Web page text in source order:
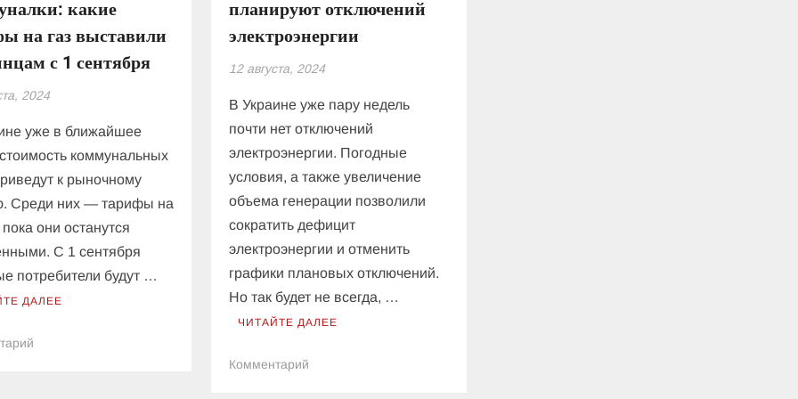
какие
на газ выставили
с 1 сентября
2024
уже в ближайшее
коммунальных
к рыночному
Среди них — тарифы на
они останутся
С 1 сентября
потребители будут …
ДАЛЕЕ
планируют отключений
электроэнергии
12 августа, 2024
В Украине уже пару недель
почти нет отключений
электроэнергии. Погодные
условия, а также увеличение
объема генерации позволили
сократить дефицит
электроэнергии и отменить
графики плановых отключений.
Но так будет не всегда, …
ЧИТАЙТЕ ДАЛЕЕ
Комментарий